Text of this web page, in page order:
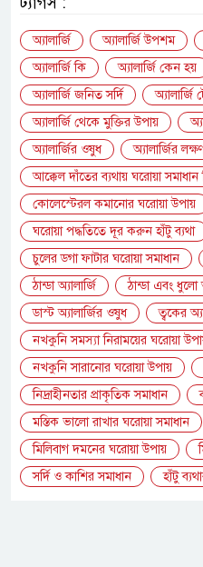
অ্যালার্জি অ্যালার্জি উপশম
অ্যালার্জি কি
অ্যালার্জি কেন হয়
অ্যালার্জি জনিত সর্দি
অ্যালার্জি
অ্যালার্জি থেকে মুক্তির উপায়
অ্যালার্জির ওষুধ
অ্যালার্জির
আক্কেল দাঁতের ব্যথায় ঘরোয়া সমাধান
কোলেস্টেরল কমানোর ঘরোয়া উপায়
ঘরোয়া পদ্ধতিতে দূর করুন হাঁটু ব্যথা
চুলের ডগা ফাটার ঘরোয়া সমাধান
ঠান্ডা অ্যালার্জি
ঠান্ডা এবং ধুলো
ডাস্ট অ্যালার্জির ওষুধ
ত্বকের
নখকুনি সমস্যা নিরাময়ের ঘরোয়া
নখকুনি সারানোর ঘরোয়া উপায়
নিদ্রাহীনতার প্রাকৃতিক সমাধান
মস্তিক ভালো রাখার ঘরোয়া সমাধান
মিলিবাগ দমনের ঘরোয়া উপায়
সর্দি ও কাশির সমাধান
হাঁটু